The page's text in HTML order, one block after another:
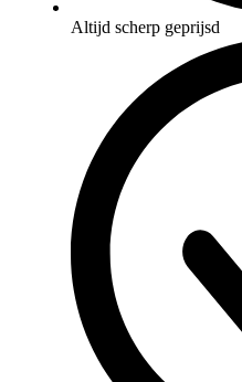
Altijd scherp geprijsd